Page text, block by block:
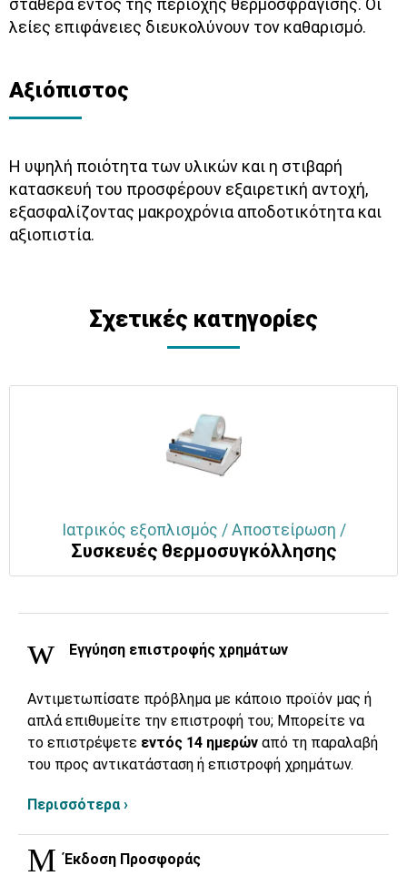
σταθερά εντός της περιοχής θερμοσφράγισης. Οι
λείες επιφάνειες διευκολύνουν τον καθαρισμό.
Αξιόπιστος
Η υψηλή ποιότητα των υλικών και η στιβαρή
κατασκευή του προσφέρουν εξαιρετική αντοχή,
εξασφαλίζοντας μακροχρόνια αποδοτικότητα και
αξιοπιστία.
Σχετικές κατηγορίες
Ιατρικός εξοπλισμός / Αποστείρωση /
Συσκευές θερμοσυγκόλλησης
Εγγύηση επιστροφής χρημάτων
Αντιμετωπίσατε πρόβλημα με κάποιο προϊόν μας ή
απλά επιθυμείτε την επιστροφή του; Μπορείτε να
το επιστρέψετε εντός 14 ημερών από τη παραλαβή
του προς αντικατάσταση ή επιστροφή χρημάτων.
Περισσότερα ›
Έκδοση Προσφοράς